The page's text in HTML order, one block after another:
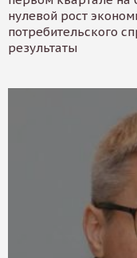
нулевой рост
потребительского
результаты